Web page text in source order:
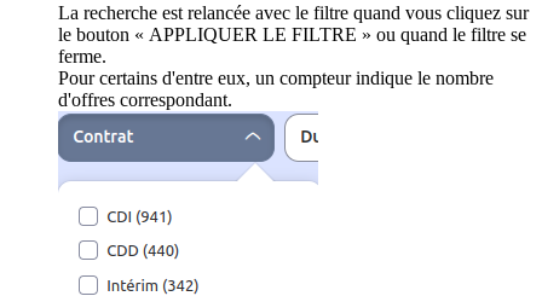
La recherche est relancée avec le filtre quand vous cliquez sur
le bouton « APPLIQUER LE FILTRE » ou quand le filtre se
ferme.
Pour certains d'entre eux, un compteur indique le nombre
d'offres correspondant.